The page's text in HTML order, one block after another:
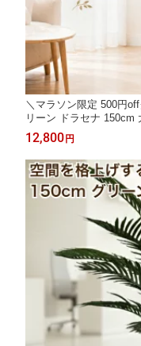
＼マラソン限定 500円
リーン ドラセナ 150cm
観葉植物 おしゃれ 室内
ィス 店舗 白鉢 黒鉢 選べ
12,800 円